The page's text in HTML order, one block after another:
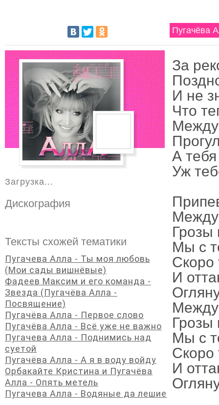
Пугачёва
За
И не
Что
Между
А
Уж
Между
Грозы
Мы с
Скоро
И
Между
Грозы
Мы с
Скоро
И
Загрузка...
Дискография
Тексты схожей тематики
Пугачева Алла - Ты моя любовь
(Мои сады вишнёвые)
Фадеев Максим и его команда -
Звезда (Пугачёва Алла -
Посвящение)
Пугачёва Алла - Первое слово
Пугачёва Алла - Всё уже не важно
Пугачева Алла - Поднимись над
суетой
Пугачёва Алла - А я в воду войду
Орбакайте Кристина и Пугачёва
Алла - Опять метель
Пугачева Алла - Водяные да лешие